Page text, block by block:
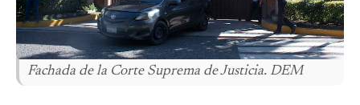
Fachada de la Corte Suprema de Justicia. DEM